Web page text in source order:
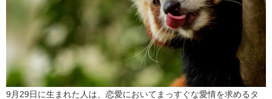
9月29日に生まれた人は、恋愛においてまっすぐな愛情を求めるタ